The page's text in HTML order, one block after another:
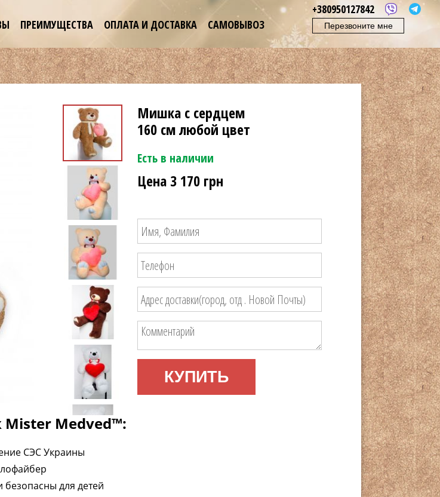
ПРЕИМУЩЕСТВА ОПЛАТА И ДОСТАВКА САМОВЫВОЗ
+380950127842
Перезвоните мне
Мишка с сердцем
160 см любой цвет
Есть в наличии
Цена 3 170 грн
КУПИТЬ
Medved™:
СЭС Украины
для детей